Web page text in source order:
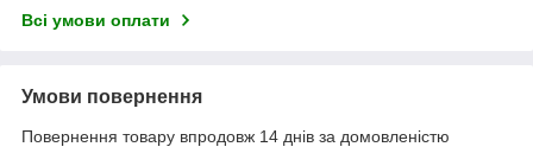
Всі умови оплати
Умови повернення
Повернення товару впродовж 14 днів за домовленістю